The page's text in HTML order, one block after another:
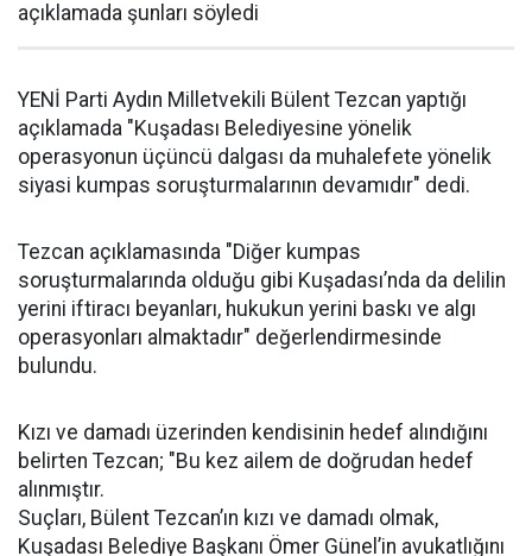
açıklamada şunları söyledi
YENİ Parti Aydın Milletvekili Bülent Tezcan yaptığı
açıklamada "Kuşadası Belediyesine yönelik
operasyonun üçüncü dalgası da muhalefete yönelik
siyasi kumpas soruşturmalarının devamıdır" dedi.
Tezcan açıklamasında "Diğer kumpas
soruşturmalarında olduğu gibi Kuşadası’nda da delilin
yerini iftiracı beyanları, hukukun yerini baskı ve algı
operasyonları almaktadır" değerlendirmesinde
bulundu.
Kızı ve damadı üzerinden kendisinin hedef alındığını
belirten Tezcan; "Bu kez ailem de doğrudan hedef
alınmıştır.
Suçları, Bülent Tezcan’ın kızı ve damadı olmak,
Kuşadası Belediye Başkanı Ömer Günel’in avukatlığını